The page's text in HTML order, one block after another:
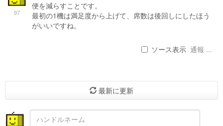
97
便を減らすことです。
最初の1機は満足度から上げて、席数は後回しにしたほう
がいいですね。
ソース表示 通報 ...
最新に更新